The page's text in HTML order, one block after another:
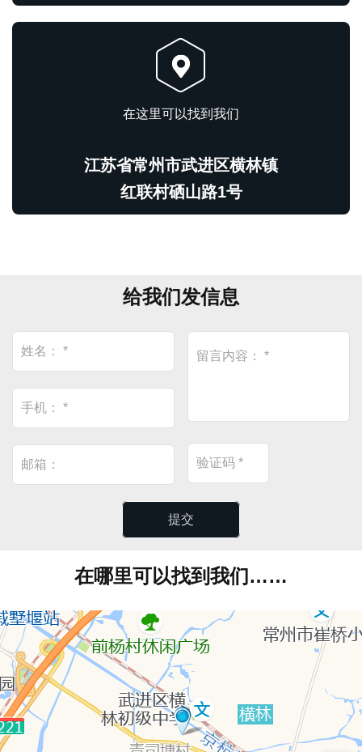
在这里可以找到我们
江苏省常州市武进区横林镇
红联村硒山路1号
给我们发信息
在哪里可以找到我们……